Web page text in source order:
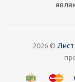
2026 ©